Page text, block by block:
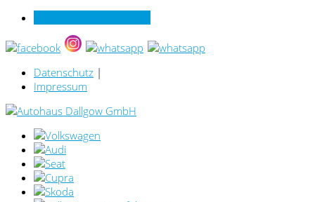
Datenschutz |
Impressum